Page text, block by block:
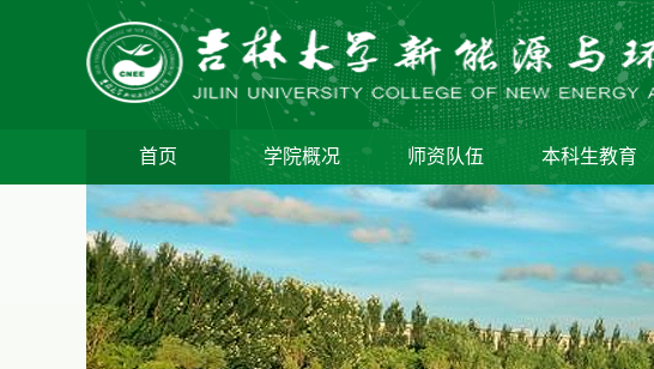
首页 学院概况 师资队伍 本科生教育